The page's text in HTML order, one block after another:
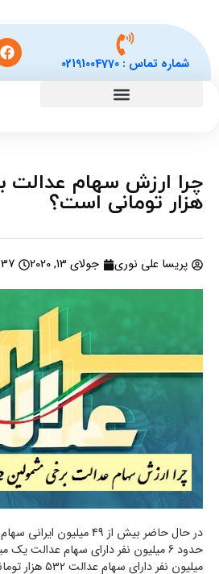
شماره تماس :02191004770
هزار تومانی است؟
پریسا علی نوری جولای 13, 2020
در حال حاضر بیش از 49